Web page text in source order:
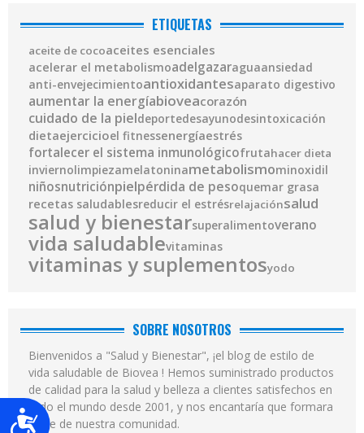
Accesibilidad
ETIQUETAS
aceite de cocoaceites esenciales
acelerar el metabolismoadelgazaraguaansiedad
anti-envejecimientoantioxidantesaparato digestivo
aumentar la energíabioveacorazón
cuidado de la pieldeportedesayunodesintoxicación
dietaejercicioel fitnessenergíaestrés
fortalecer el sistema inmunológicofrutahacer dieta
inviernolimpiezamelatoninametabolismominoxidil
niñosnutriciónpielpérdida de pesoquemar grasa
recetas saludablesreducir el estrésrelajaciónsalud
salud y bienestarsuperalimentoverano
vida saludablevitaminas
vitaminas y suplementosyodo
SOBRE NOSOTROS
Bienvenidos a "Salud y Bienestar", ¡el blog de estilo de
vida saludable de Biovea ! Hemos suministrado productos
de calidad para la salud y belleza a clientes satisfechos en
todo el mundo desde 2001, y nos encantaría que formara
parte de nuestra comunidad.